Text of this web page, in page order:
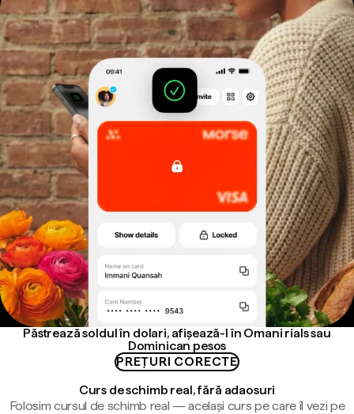
Păstrează soldul în dolari, afișează-l în Omani rials sau
Dominican pesos
PREȚURI CORECTE
Curs de schimb real, fără adaosuri
Folosim cursul de schimb real — același curs pe care îl vezi pe